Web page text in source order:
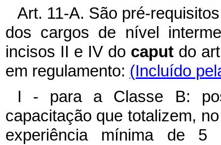
Art. 11-A. São pré-
dos cargos de nível
incisos II e IV do caput do
em regulamento: (Incluído
I - para a Classe B:
capacitação que totalizem,
experiência mínima de 5